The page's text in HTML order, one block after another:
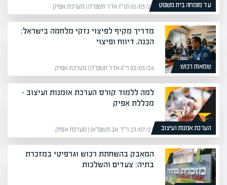
עד מומחה בית משפט 05/03/26 (ט״ז אדר תשפ״ו) | מערכת אפיק
שמאות רכוש
מדריך מקיף לפיצוי נזקי מלחמה בישראל:
הכנה, דיווח ופיצוי
02/03/26 (י״ג אדר תשפ״ו) | מערכת אפיק
הערכת אמנות ועיצוב
למה ללמוד קורס הערכת אומנות ועיצוב –
מכללת אפיק
23/07/21 (י״ד אב תשפ״א) | מערכת אפיק
המאבק בהשחתת רכוש וגרפיטי במזכרת
בתיה: צעדים והשלכות